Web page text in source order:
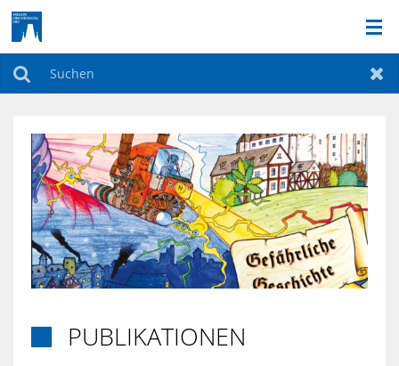
DAS MUSEUM
DAUERAUSSTELLUNG
BILDERGALERIE
AKTIONEN & FÜHRUNGEN
SONDERAUSSTELLUNGEN
PUBLIKATIONEN